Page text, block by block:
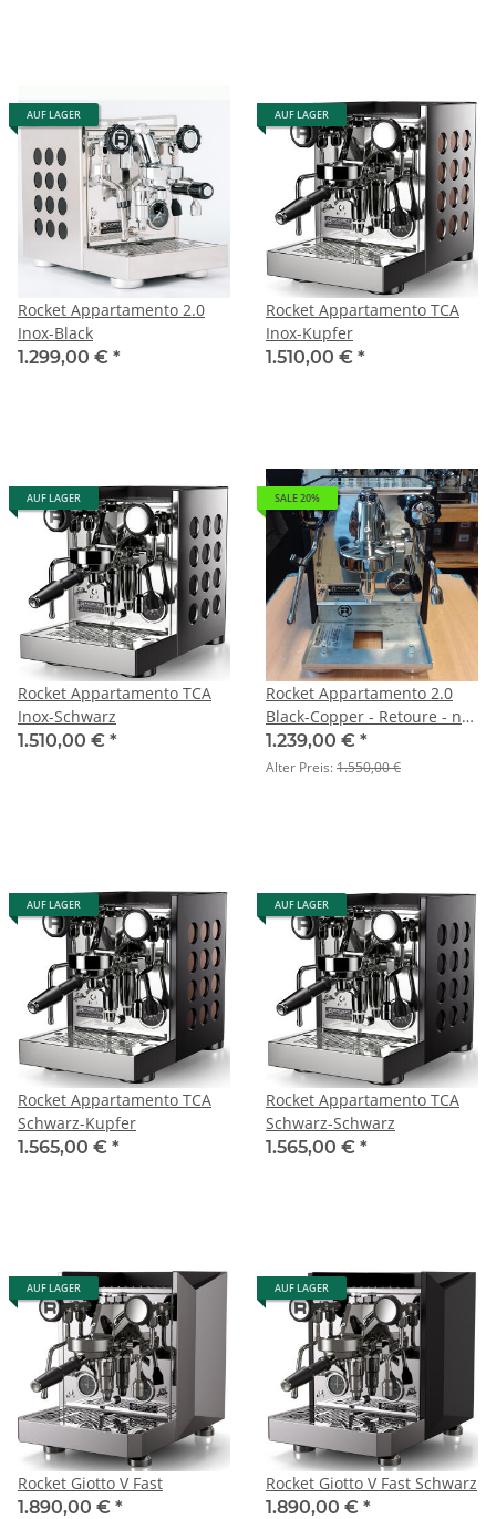
AUF LAGER
Rocket Appartamento 2.0
Inox-Black
1.299,00 € *
AUF LAGER
Rocket Appartamento TCA
Inox-Kupfer
1.510,00 € *
AUF LAGER
Rocket Appartamento TCA
Inox-Schwarz
1.510,00 € *
SALE 20%
Rocket Appartamento 2.0
Black-Copper - Retoure - nur
online verfügbar
1.239,00 € *
Alter Preis:1.550,00 €
AUF LAGER
Rocket Appartamento TCA
Schwarz-Kupfer
1.565,00 € *
AUF LAGER
Rocket Appartamento TCA
Schwarz-Schwarz
1.565,00 € *
AUF LAGER
Rocket Giotto V Fast
1.890,00 € *
AUF LAGER
Rocket Giotto V Fast Schwarz
1.890,00 € *